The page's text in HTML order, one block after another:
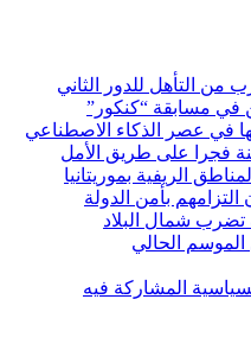
من التأهل للدور الثاني
فجرا على طريق الأمل
بأمن الدولة
تضرب شمال البلاد
المشاركة فيه